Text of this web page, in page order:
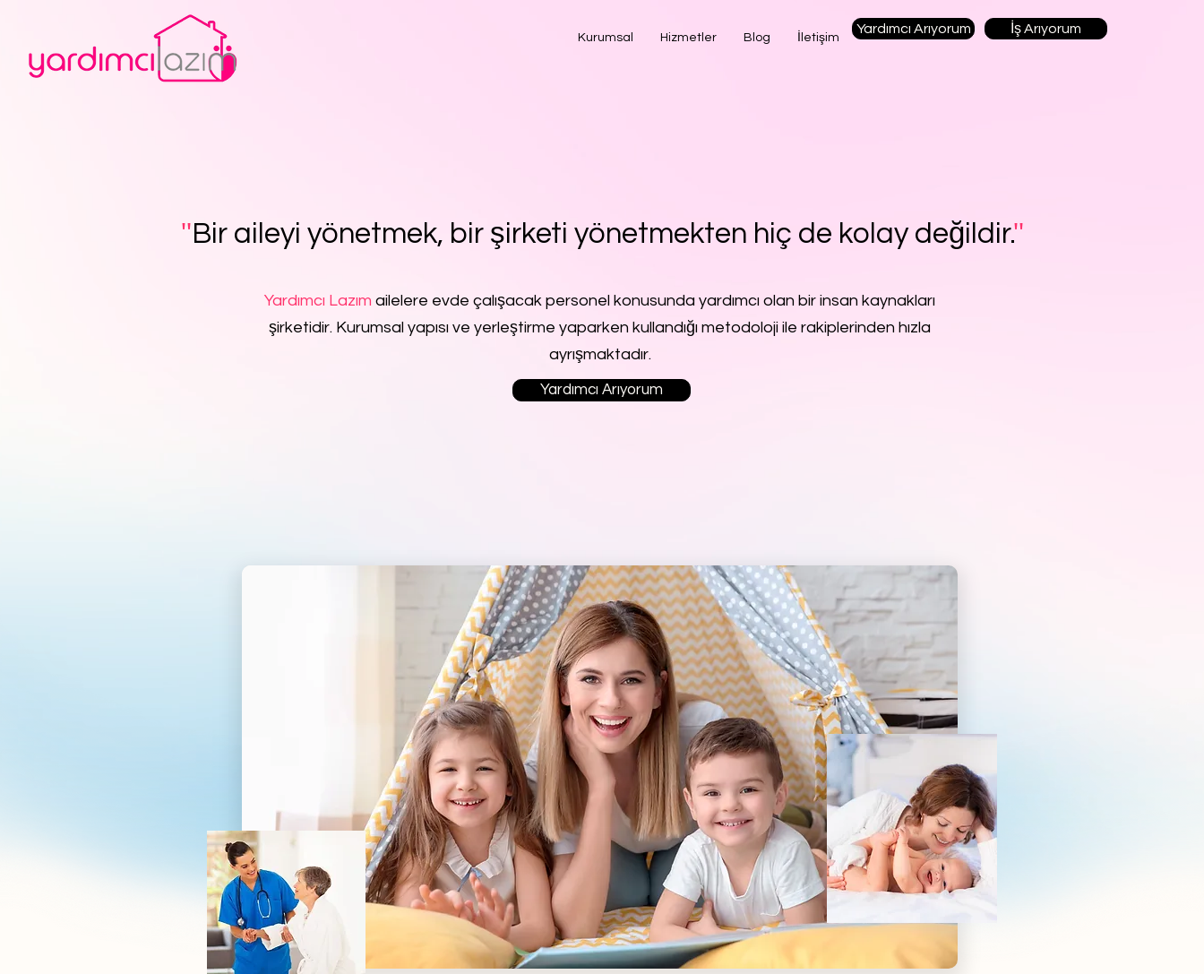
Kurumsal Hizmetler Blog İletişim
Yardımcı Arıyorum İş Arıyorum
''Bir aileyi yönetmek, bir şirketi yönetmekten hiç de kolay değildir.''
Yardımcı Lazım ailelere evde çalışacak personel konusunda yardımcı olan bir insan kaynakları
şirketidir. Kurumsal yapısı ve yerleştirme yaparken kullandığı metodoloji ile rakiplerinden hızla
ayrışmaktadır.
Yardımcı Arıyorum